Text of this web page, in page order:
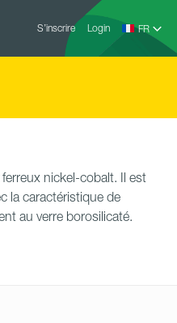
S’inscrire Login
nickel-cobalt. Il est
la caractéristique de
au verre borosilicaté.